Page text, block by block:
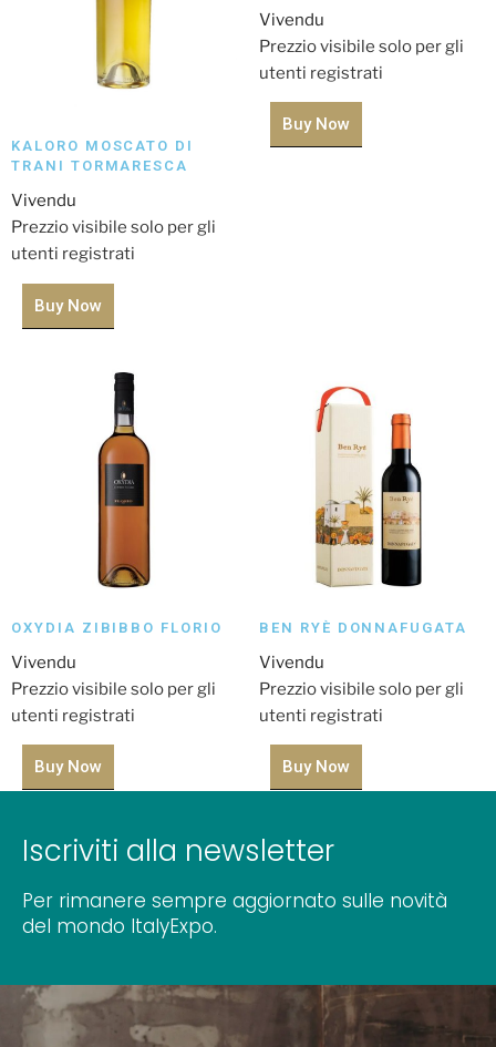
KALORO MOSCATO DI
TRANI TORMARESCA
Vivendu
Prezzio visibile solo per gli
utenti registrati
Buy Now
Vivendu
Prezzio visibile solo per gli
utenti registrati
Buy Now
OXYDIA ZIBIBBO FLORIO
Vivendu
Prezzio visibile solo per gli
utenti registrati
Buy Now
BEN RYÈ DONNAFUGATA
Vivendu
Prezzio visibile solo per gli
utenti registrati
Buy Now
Iscriviti alla newsletter
Per rimanere sempre aggiornato sulle novità
del mondo ItalyExpo.